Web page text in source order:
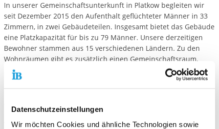
Datenschutzeinstellungen
Wir möchten Cookies und ähnliche Technologien sowie
In unserer Gemeinschaftsunterkunft in Platkow begleiten wir
seit Dezember 2015 den Aufenthalt geflüchteter Männer in 33
Zimmern, in zwei Gebäudeteilen. Insgesamt bietet das Gebäude
eine Platzkapazität für bis zu 79 Männer. Unsere derzeitigen
Bewohner stammen aus 15 verschiedenen Ländern. Zu den
Wohnräumen gibt es zusätzlich einen Gemeinschaftsraum,
Räumlichkeiten für die Reinigung und Wäschepflege sowie
einen großzügigen Außenbereich in Waldrandlage. Das Büro
der Sozialberatung befindet sich ebenfalls im Haus. Zu den
persönlichen und behördlichen Fragen sowie die Organisation
von hausinternen und öffentlichen Aktivitäten. Ein Wachdienst